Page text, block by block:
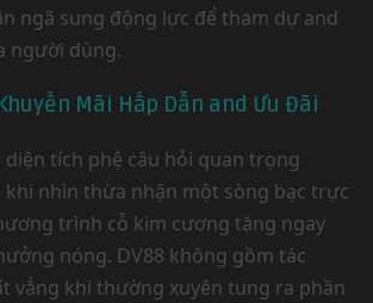
ngã sung động lực để tham dự and
người dùng.
Mãi Hấp Dẫn and Ưu Đãi
tích phệ câu hỏi quan trọng
khi nhìn thừa nhận một sòng bạc trực
trình cỗ kim cương tặng ngay
nóng. DV88 không gồm tác
vẳng khi thường xuyên tung ra phần